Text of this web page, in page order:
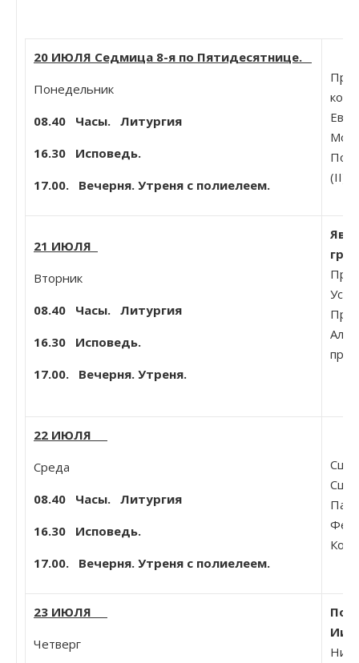
20 ИЮЛЯ Седмица 8-я по Пятидесятнице.
Понедельник
08.40 Часы. Литургия
16.30 Исповедь.
17.00. Вечерня. Утреня с полиелеем.
Прп.
(II).
21 ИЮЛЯ
Вторник
08.40 Часы. Литургия
16.30 Исповедь.
17.00. Вечерня. Утреня.
22 ИЮЛЯ
Среда
08.40 Часы. Литургия
16.30 Исповедь.
17.00. Вечерня. Утреня с полиелеем.
23 ИЮЛЯ
Четверг